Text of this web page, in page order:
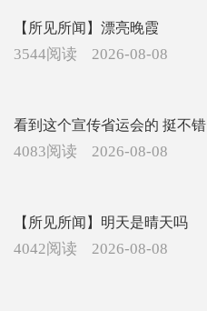
【所见所闻】漂亮晚霞
3544阅读 2026-08-08
看到这个宣传省运会的 挺不错
4083阅读 2026-08-08
【所见所闻】明天是晴天吗
4042阅读 2026-08-08